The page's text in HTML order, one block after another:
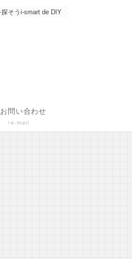
そうi-smart de DIY
お問い合わせ
e-mail